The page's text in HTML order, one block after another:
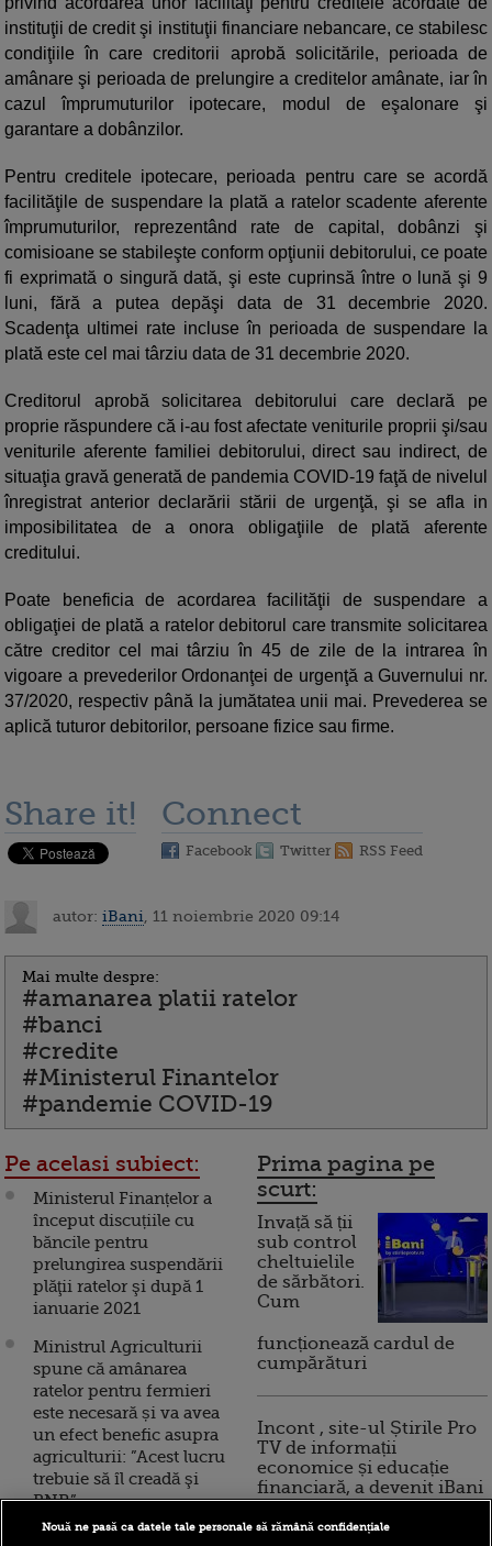
instituţii de credit şi instituţii financiare nebancare, ce stabilesc
condiţiile în care creditorii aprobă solicitările, perioada de
amânare şi perioada de prelungire a creditelor amânate, iar în
cazul împrumuturilor ipotecare, modul de eşalonare şi
garantare a dobânzilor.
Pentru creditele ipotecare, perioada pentru care se acordă
facilităţile de suspendare la plată a ratelor scadente aferente
împrumuturilor, reprezentând rate de capital, dobânzi şi
comisioane se stabileşte conform opţiunii debitorului, ce poate
fi exprimată o singură dată, şi este cuprinsă între o lună şi 9
luni, fără a putea depăşi data de 31 decembrie 2020.
Scadenţa ultimei rate incluse în perioada de suspendare la
plată este cel mai târziu data de 31 decembrie 2020.
Creditorul aprobă solicitarea debitorului care declară pe
proprie răspundere că i-au fost afectate veniturile proprii şi/sau
veniturile aferente familiei debitorului, direct sau indirect, de
situaţia gravă generată de pandemia COVID-19 faţă de nivelul
înregistrat anterior declarării stării de urgenţă, şi se afla in
imposibilitatea de a onora obligaţiile de plată aferente
creditului.
Poate beneficia de acordarea facilităţii de suspendare a
obligaţiei de plată a ratelor debitorul care transmite solicitarea
către creditor cel mai târziu în 45 de zile de la intrarea în
vigoare a prevederilor Ordonanţei de urgenţă a Guvernului nr.
37/2020, respectiv până la jumătatea unii mai. Prevederea se
aplică tuturor debitorilor, persoane fizice sau firme.
Share it! Connect
Facebook Twitter RSS Feed
autor: iBani , 11 noiembrie 2020 09:14
Mai multe despre:
#amanarea platii ratelor
#banci
#credite
#Ministerul Finantelor
#pandemie COVID-19
Pe acelasi subiect:
Ministerul Finanțelor a
început discuțiile cu
băncile pentru
prelungirea suspendării
plăţii ratelor şi după 1
ianuarie 2021
Ministrul Agriculturii
spune că amânarea
ratelor pentru fermieri
este necesară și va avea
un efect benefic asupra
agriculturii: ”Acest lucru
trebuie să îl creadă şi
BNR”
Prima pagina pe
scurt:
Invață să ții
sub control
cheltuielile
de sărbători.
Cum
funcționează cardul de
cumpărături
Incont , site-ul Știrile Pro
TV de informații
economice și educație
financiară, a devenit iBani
Nouă ne pasă ca datele tale personale să rămână confidențiale